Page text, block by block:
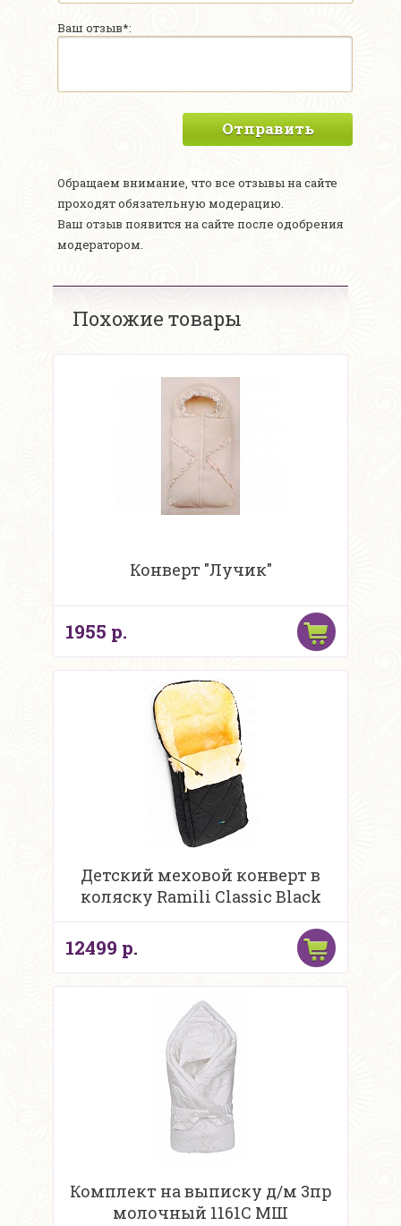
Ваш отзыв*:
Отправить
Обращаем внимание, что все отзывы на сайте
проходят обязательную модерацию.
Ваш отзыв появится на сайте после одобрения
модератором.
Похожие товары
Конверт "Лучик"
1955 р.
Детский меховой конверт в
коляску Ramili Classic Black
12499 р.
Комплект на выписку д/м 3пр
молочный 1161С МШ